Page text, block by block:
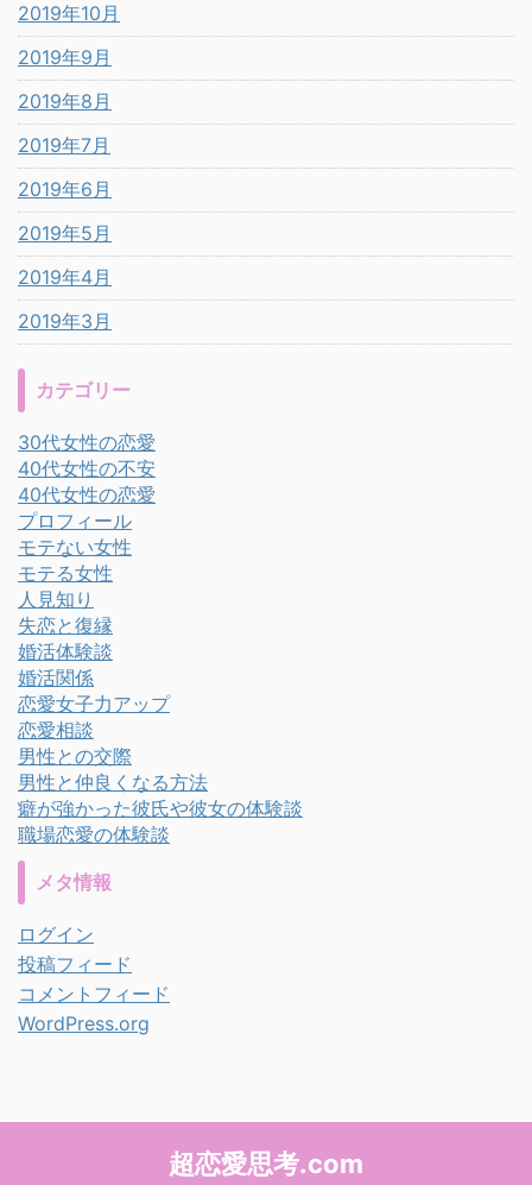
2019年10月
2019年9月
2019年8月
2019年7月
2019年6月
2019年5月
2019年4月
2019年3月
カテゴリー
30代女性の恋愛
40代女性の不安
40代女性の恋愛
プロフィール
モテない女性
モテる女性
人見知り
失恋と復縁
婚活体験談
婚活関係
恋愛女子力アップ
恋愛相談
男性との交際
男性と仲良くなる方法
癖が強かった彼氏や彼女の体験談
職場恋愛の体験談
メタ情報
ログイン
投稿フィード
コメントフィード
WordPress.org
超恋愛思考.com